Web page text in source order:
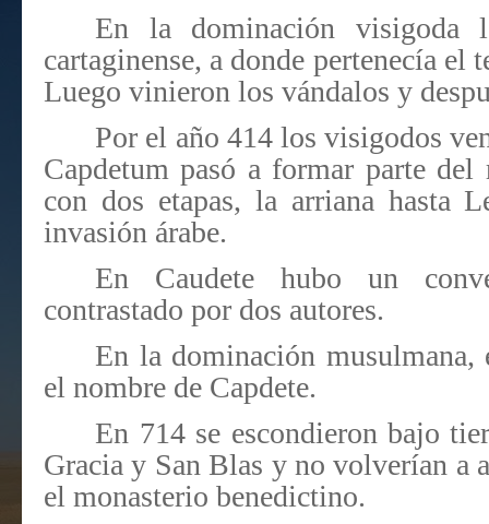
En la dominación visigoda
cartaginense, a donde pertenecía
Luego vinieron los vándalos y
Por el año 414 los visigodos
Capdetum pasó a formar parte
con dos etapas, la arriana hasta
invasión árabe.
En Caudete hubo un
contrastado por dos autores.
En la dominación
el nombre de Capdete.
En 714 se escondieron bajo
Gracia y San Blas y no volverían a
el monasterio benedictino.